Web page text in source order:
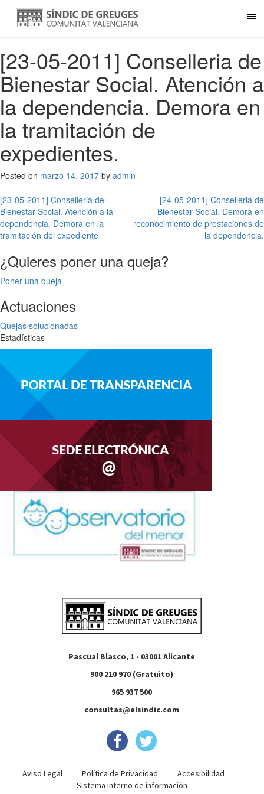
[23-05-2011] Conselleria de
Bienestar Social. Atención a
la dependencia. Demora en
la tramitación de
expedientes.
Posted on marzo 14, 2017 by admin
Navegación
de
entradas
[23-05-2011] Conselleria de
Bienestar Social. Atención a la
dependencia. Demora en la
tramitación del expediente
[24-05-2011] Conselleria de
Bienestar Social. Demora en
reconocimiento de prestaciones de
la dependencia.
¿Quieres poner una queja?
Poner una queja
Actuaciones
Quejas solucionadas
Estadísticas
Pascual Blasco, 1 - 03001 Alicante
900 210 970 (Gratuito)
965 937 500
consultas@elsindic.com
Aviso Legal Política de Privacidad
Accesibilidad
Sistema interno de información